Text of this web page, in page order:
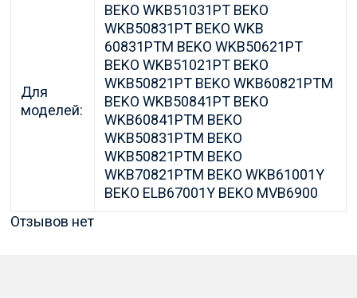
Для
моделей:
BEKO WKB51031PT BEKO
WKB50831PT BEKO WKB
60831PTM BEKO WKB50621PT
BEKO WKB51021PT BEKO
WKB50821PT BEKO WKB60821PTM
BEKO WKB50841PT BEKO
WKB60841PTM BEKO
WKB50831PTM BEKO
WKB50821PTM BEKO
WKB70821PTM BEKO WKB61001Y
BEKO ELB67001Y BEKO MVB6900
Отзывов нет